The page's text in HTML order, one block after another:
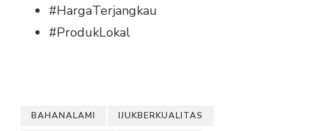
#HargaTerjangkau
#ProdukLokal
BAHANALAMI IJUKBERKUALITAS